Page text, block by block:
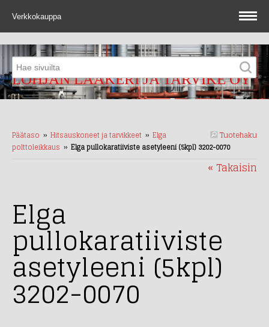
Verkkokauppa
LOHJAN LAAKERI JA TARVIKE OY
Tuotehaku
Päätaso ›› Hitsauskoneet ja tarvikkeet ›› Elga
polttoleikkaus ›› Elga pullokaratiiviste asetyleeni (5kpl) 3202-0070
« Takaisin
Elga
pullokaratiiviste
asetyleeni (5kpl)
3202-0070